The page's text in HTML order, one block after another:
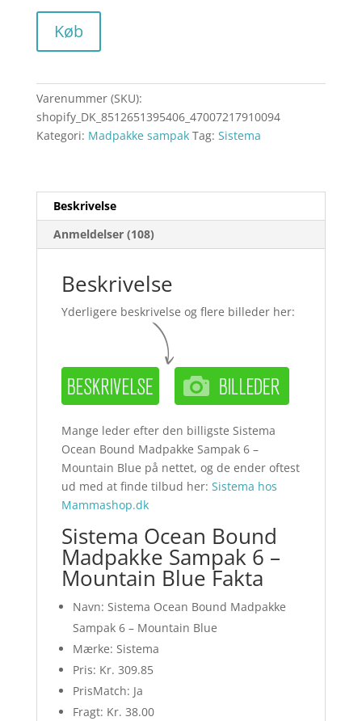
Køb
Varenummer (SKU):
shopify_DK_8512651395406_47007217910094
Kategori: Madpakke sampak Tag: Sistema
Beskrivelse
Anmeldelser (108)
Beskrivelse
Yderligere beskrivelse og flere billeder her:
Mange leder efter den billigste Sistema
Ocean Bound Madpakke Sampak 6 –
Mountain Blue på nettet, og de ender oftest
ud med at finde tilbud her: Sistema hos
Mammashop.dk
Sistema Ocean Bound
Madpakke Sampak 6 –
Mountain Blue Fakta
Navn: Sistema Ocean Bound Madpakke
Sampak 6 – Mountain Blue
Mærke: Sistema
Pris: Kr. 309.85
PrisMatch: Ja
Fragt: Kr. 38.00